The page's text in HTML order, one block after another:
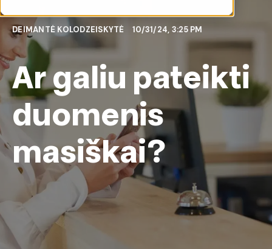
DEIMANTĖ KOLODZEISKYTĖ 10/31/24, 3:25 PM
Ar galiu pateikti
duomenis
masiškai?